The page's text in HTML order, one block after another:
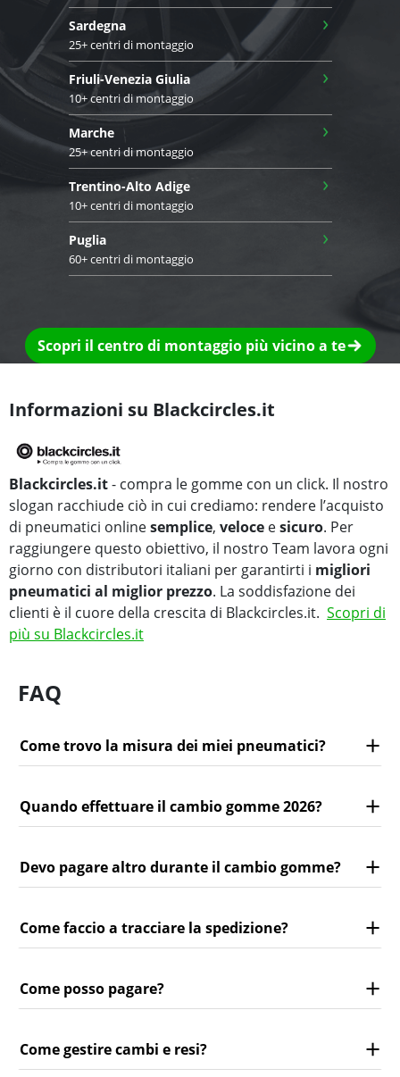
Sardegna
25+ centri di montaggio
›
Friuli-Venezia Giulia
10+ centri di montaggio
›
Marche
25+ centri di montaggio
›
Trentino-Alto Adige
10+ centri di montaggio
›
Puglia
60+ centri di montaggio
›
Scopri il centro di montaggio più vicino a te
Informazioni su Blackcircles.it
Blackcircles.it- compra le gomme con un click. Il nostro
slogan racchiude ciò in cui crediamo: rendere l’acquisto
di pneumatici onlinesemplice, veloce esicuro. Per
raggiungere questo obiettivo, il nostro Team lavora ogni
giorno con distributori italiani per garantirti i migliori
pneumatici al miglior prezzo. La soddisfazione dei
clienti è il cuore della crescita di Blackcircles.it. Scopri di
più su Blackcircles.it
FAQ
Come trovo la misura dei miei pneumatici?
Quando effettuare il cambio gomme 2026?
Devo pagare altro durante il cambio gomme?
Come faccio a tracciare la spedizione?
Come posso pagare?
Come gestire cambi e resi?